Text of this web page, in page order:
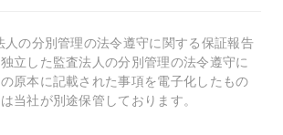
人の分別管理の法令遵守に関する保証報告
立した監査法人の分別管理の法令遵守に
原本に記載された事項を電子化したもの
当社が別途保管しております。